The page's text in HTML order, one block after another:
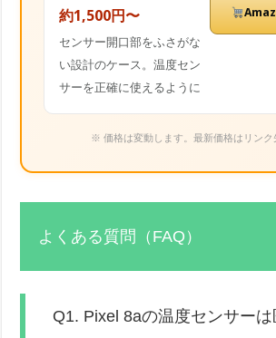
約1,500円〜
センサー開口部をふさがな
い設計のケース。温度セン
サーを正確に使えるように
※ 価格は変動します。最新価格はリンク
よくある質問（FAQ）
Q1. Pixel 8aの温度センサー